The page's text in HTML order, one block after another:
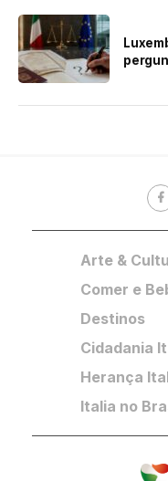
Arte &
Comer e
Destinos
Cidadania
Herança
Italia no